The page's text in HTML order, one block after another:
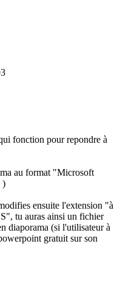
fonction pour repondre à
au format "Microsoft
)
ensuite l'extension "à
tu auras ainsi un fichier
diaporama (si l'utilisateur à
gratuit sur son